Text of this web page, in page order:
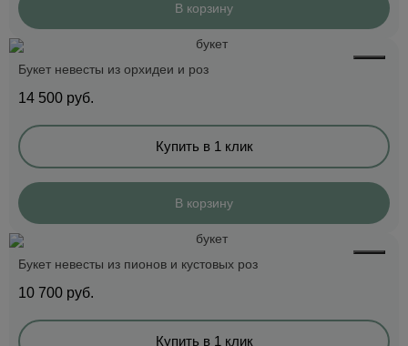
В корзину
Букет невесты из орхидеи и роз
14 500 руб.
Купить в 1 клик
В корзину
Букет невесты из пионов и кустовых роз
10 700 руб.
Купить в 1 клик